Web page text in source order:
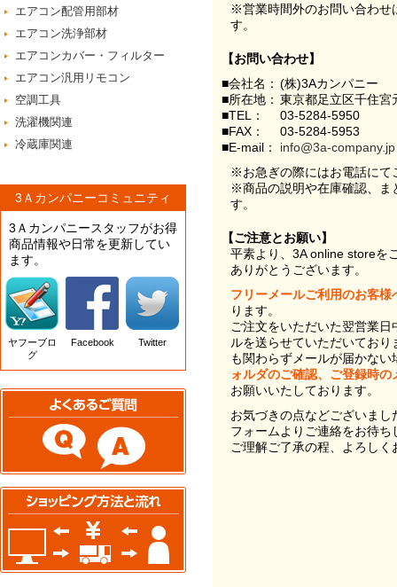
エアコン配管用部材
エアコン洗浄部材
エアコンカバー・フィルター
エアコン汎用リモコン
空調工具
洗濯機関連
冷蔵庫関連
3Ａカンパニーコミュニティ
3Ａカンパニースタッフがお得
商品情報や日常を更新してい
ます。
ヤフーブロ
グ
Facebook Twitter
※営業時間外のお問い合わせ
す。
【お問い合わせ】
■会社名： (株)3Aカンパニー
■所在地： 東京都足立区千住
■TEL：
03-5284-5950
■FAX：
03-5284-5953
■E-mail：
info@3a-company.jp
※お急ぎの際にはお電話にて
※商品の説明や在庫確認、ま
す。
【ご注意とお願い】
平素より、3A online storeを
ありがとうございます。
フリーメールご利用のお客様
ります。
ご注文をいただいた翌営業
ルを送らせていただいてお
も関わらずメールが届かない
ォルダのご確認、ご登録時
お願いいたしております。
お気づきの点などございま
フォームよりご連絡をお待ち
ご理解ご了承の程、よろし